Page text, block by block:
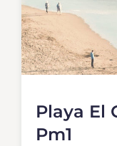
Playa El
Pm1